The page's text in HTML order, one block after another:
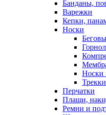
Банданы,
Варежки
Кепки,
Носки
Носки
Перчатки
Плащи,
Ремни и